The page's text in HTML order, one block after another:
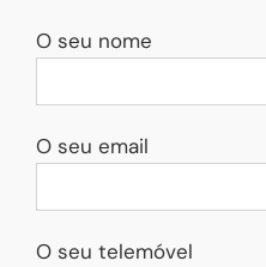
O seu nome
O seu email
O seu telemóvel